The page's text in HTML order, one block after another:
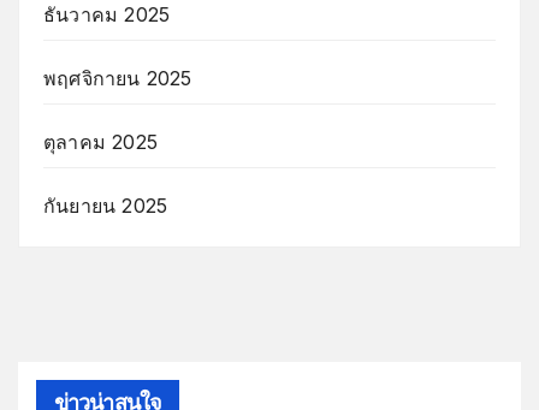
ธันวาคม 2025
พฤศจิกายน 2025
ตุลาคม 2025
กันยายน 2025
ข่าวน่าสนใจ